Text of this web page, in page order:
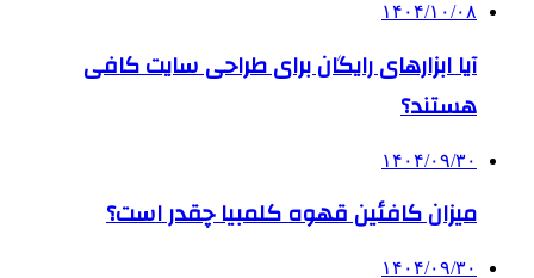
۱۴۰۴/۱۰/۰۸
آیا ابزارهای رایگان برای طراحی سایت کافی
هستند؟
۱۴۰۴/۰۹/۳۰
میزان کافئین قهوه کلمبیا چقدر است؟
۱۴۰۴/۰۹/۳۰